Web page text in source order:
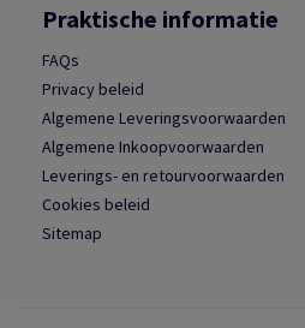
Praktische informatie
FAQs
Privacy beleid
Algemene Leveringsvoorwaarden
Algemene Inkoopvoorwaarden
Leverings- en retourvoorwaarden
Cookies beleid
Sitemap